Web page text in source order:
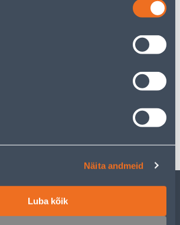
Näita andmeid
Luba kõik
store from 07.08.2026